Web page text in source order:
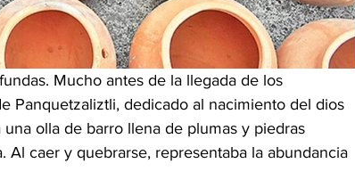
Mucho antes de la llegada de los
Panquetzaliztli, dedicado al nacimiento del dios
olla de barro llena de plumas y piedras
Al caer y quebrarse, representaba la abundancia